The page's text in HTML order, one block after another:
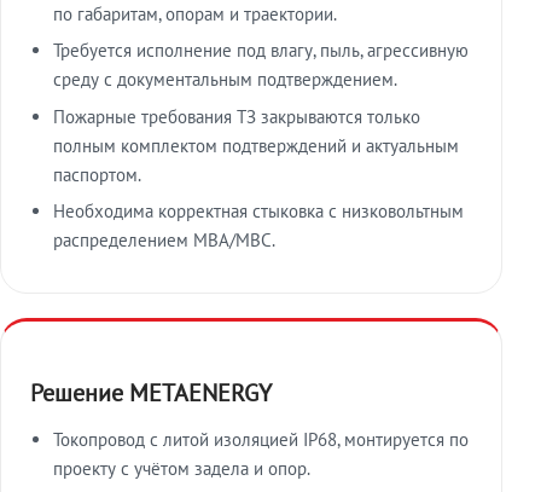
по габаритам, опорам и траектории.
Требуется исполнение под влагу, пыль, агрессивную
среду с документальным подтверждением.
Пожарные требования ТЗ закрываются только
полным комплектом подтверждений и актуальным
паспортом.
Необходима корректная стыковка с низковольтным
распределением МВА/МВС.
Решение METAENERGY
Токопровод с литой изоляцией IP68, монтируется по
проекту с учётом задела и опор.